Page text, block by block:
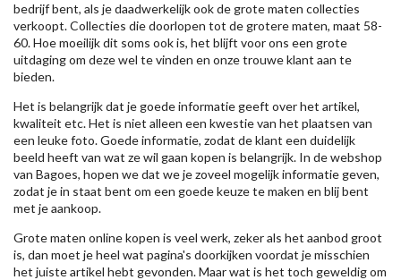
bedrijf bent, als je daadwerkelijk ook de grote maten collecties
verkoopt. Collecties die doorlopen tot de grotere maten, maat 58-
60. Hoe moeilijk dit soms ook is, het blijft voor ons een grote
uitdaging om deze wel te vinden en onze trouwe klant aan te
bieden.
Het is belangrijk dat je goede informatie geeft over het artikel,
kwaliteit etc. Het is niet alleen een kwestie van het plaatsen van
een leuke foto. Goede informatie, zodat de klant een duidelijk
beeld heeft van wat ze wil gaan kopen is belangrijk. In de webshop
van Bagoes, hopen we dat we je zoveel mogelijk informatie geven,
zodat je in staat bent om een goede keuze te maken en blij bent
met je aankoop.
Grote maten online kopen is veel werk, zeker als het aanbod groot
is, dan moet je heel wat pagina's doorkijken voordat je misschien
het juiste artikel hebt gevonden. Maar wat is het toch geweldig om